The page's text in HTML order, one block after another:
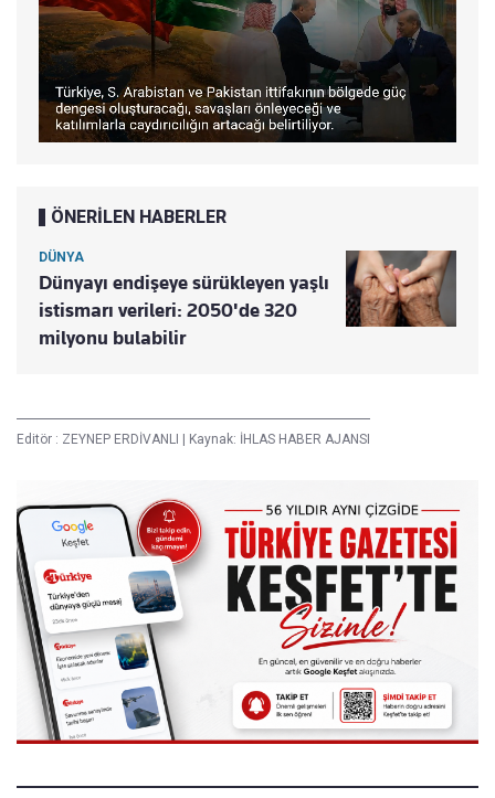
ÖNERİLEN HABERLER
DÜNYA
Dünyayı endişeye sürükleyen yaşlı
istismarı verileri: 2050'de 320
milyonu bulabilir
Editör : ZEYNEP ERDİVANLI | Kaynak: İHLAS HABER AJANSI